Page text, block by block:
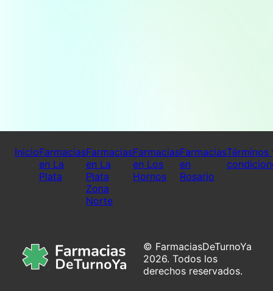
InicioFarmacias
en La
Plata
Farmacias
en La
Plata
Zona
Norte
Farmacias
en Los
Hornos
Farmacias
en
Rosario
Términos
© FarmaciasDeTurnoYa
2026. Todos los
derechos reservados.